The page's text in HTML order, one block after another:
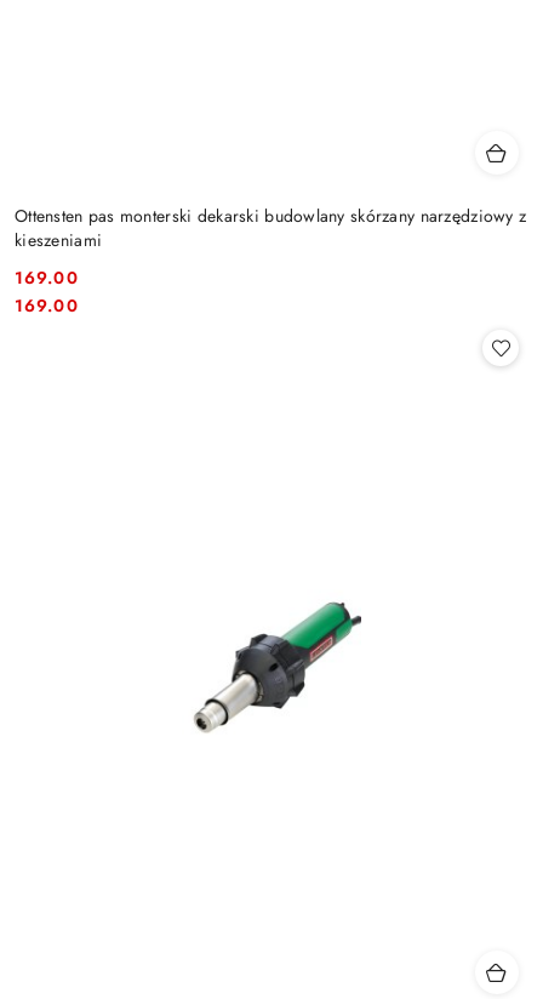
Ottensten pas monterski dekarski budowlany skórzany narzędziowy z
kieszeniami
Cena:
169.00
Cena:
169.00